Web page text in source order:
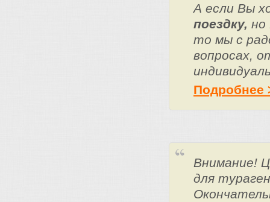
А если Вы
поездку, но
то мы с
вопросах,
Подробнее
Внимание!
для